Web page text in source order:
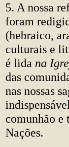
5. A nossa
foram
(hebraico,
culturais e
é lida na
das
nas nossas
comunhão e
Nações.